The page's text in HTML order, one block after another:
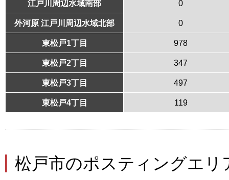
江戸川周辺水域南部 0
外河原 江戸川周辺水域北部 0
東松戸1丁目 978
東松戸2丁目 347
東松戸3丁目 497
東松戸4丁目 119
松戸市のポスティングエリ